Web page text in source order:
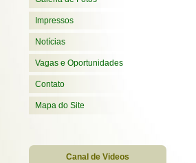
Impressos
Notícias
Vagas e Oportunidades
Contato
Mapa do Site
Canal de Videos